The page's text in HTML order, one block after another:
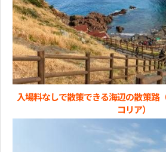
入場料なしで散策できる海辺の散策路
コリア）